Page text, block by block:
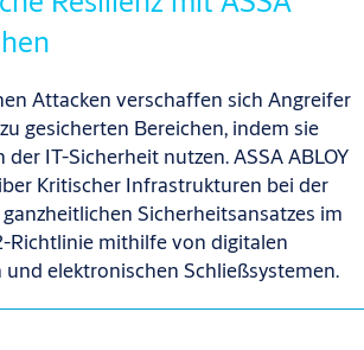
Attacken verschaffen sich Angreifer
gesicherten Bereichen, indem sie
IT-Sicherheit nutzen. ASSA ABLOY
Kritischer Infrastrukturen bei der
Sicherheitsansatzes im
Richtlinie mithilfe von digitalen
elektronischen Schließsystemen.